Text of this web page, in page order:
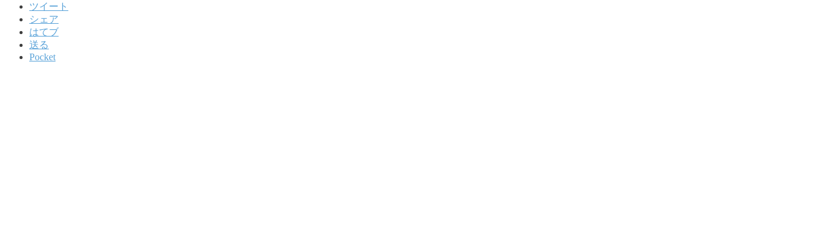
ツイート
シェア
はてブ
送る
Pocket